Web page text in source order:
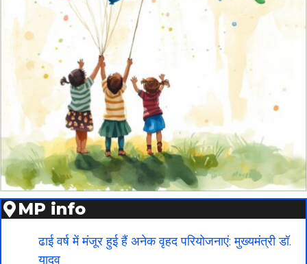
MP info
ढाई वर्ष में मंजूर हुई हैं अनेक वृहद परियोजनाएं: मुख्यमंत्री डॉ.
यादव